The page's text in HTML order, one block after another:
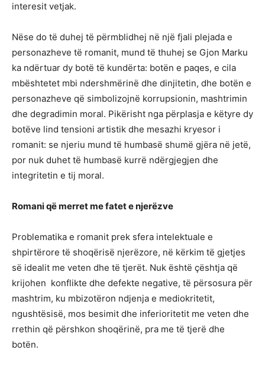
interesit vetjak.
Nëse do të duhej të përmblidhej në një fjali plejada e
personazheve të romanit, mund të thuhej se Gjon Marku
ka ndërtuar dy botë të kundërta: botën e paqes, e cila
mbështetet mbi ndershmërinë dhe dinjitetin, dhe botën e
personazheve që simbolizojnë korrupsionin, mashtrimin
dhe degradimin moral. Pikërisht nga përplasja e këtyre dy
botëve lind tensioni artistik dhe mesazhi kryesor i
romanit: se njeriu mund të humbasë shumë gjëra në jetë,
por nuk duhet të humbasë kurrë ndërgjegjen dhe
integritetin e tij moral.
Romani që merret me fatet e njerëzve
Problematika e romanit prek sfera intelektuale e
shpirtërore të shoqërisë njerëzore, në kërkim të gjetjes
së idealit me veten dhe të tjerët. Nuk është çështja që
krijohen konflikte dhe defekte negative, të përsosura për
mashtrim, ku mbizotëron ndjenja e mediokritetit,
ngushtësisë, mos besimit dhe inferioritetit me veten dhe
rrethin që përshkon shoqërinë, pra me të tjerë dhe
botën.